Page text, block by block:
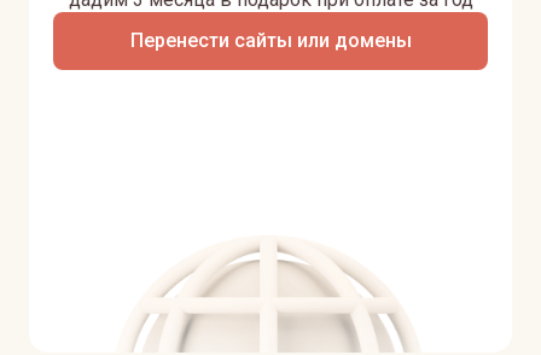
Перенести сайты или домены